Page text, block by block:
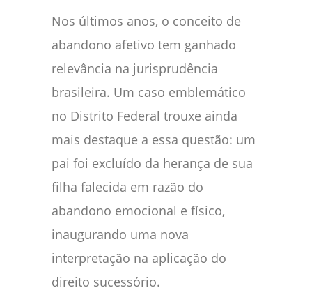
Nos últimos anos, o conceito de
abandono afetivo tem ganhado
relevância na jurisprudência
brasileira. Um caso emblemático
no Distrito Federal trouxe ainda
mais destaque a essa questão: um
pai foi excluído da herança de sua
filha falecida em razão do
abandono emocional e físico,
inaugurando uma nova
interpretação na aplicação do
direito sucessório.